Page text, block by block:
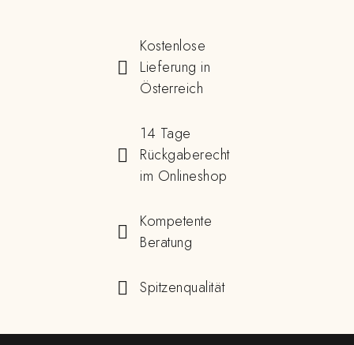
Kostenlose
Lieferung in
Österreich
14 Tage
Rückgaberecht
im Onlineshop
Kompetente
Beratung
Spitzenqualität